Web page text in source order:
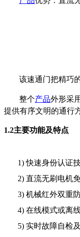
该速通门把精巧
整个产品外形采
提供有序文明的通行
1.2主要功能及特点
1) 快速身份认证
2) 直流无刷电机
3) 机械红外双重防
4) 在线模式或离
5) 实时故障自检